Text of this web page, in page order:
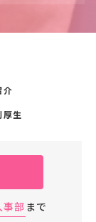
介
生
部 まで